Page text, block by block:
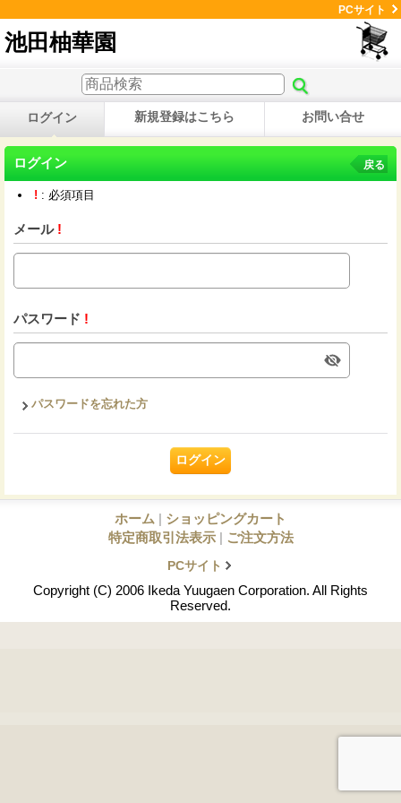
PCサイト
池田柚華園
ログイン 新規登録はこちら お問い合せ
ログイン 戻る
! : 必須項目
メール !
パスワード !
パスワードを忘れた方
ホーム | ショッピングカート
特定商取引法表示 | ご注文方法
PCサイト
Copyright (C) 2006 Ikeda Yuugaen Corporation. All Rights
Reserved.